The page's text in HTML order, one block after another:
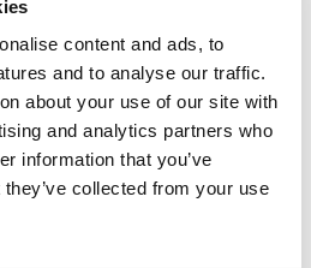
content and ads, to
and to analyse our traffic.
about your use of our site with
and analytics partners who
information that you’ve
collected from your use
加丹-莫斯
际路况。